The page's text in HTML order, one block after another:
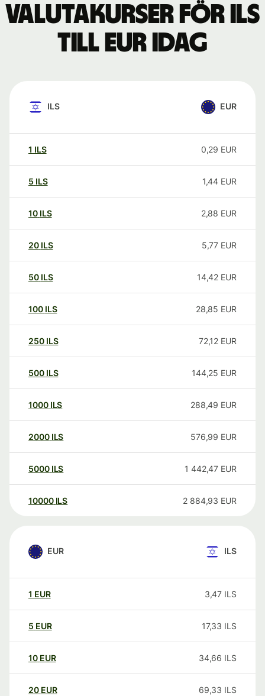
Valutakurser för ILS
till EUR idag
ILS EUR
1 ILS 0,29 EUR
5 ILS 1,44 EUR
10 ILS 2,88 EUR
20 ILS 5,77 EUR
50 ILS 14,42 EUR
100 ILS 28,85 EUR
250 ILS 72,12 EUR
500 ILS 144,25 EUR
1000 ILS 288,49 EUR
2000 ILS 576,99 EUR
5000 ILS 1 442,47 EUR
10000 ILS 2 884,93 EUR
EUR ILS
1 EUR 3,47 ILS
5 EUR 17,33 ILS
10 EUR 34,66 ILS
20 EUR 69,33 ILS